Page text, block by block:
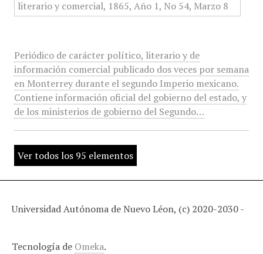
Periódico de carácter político, literario y de
información comercial publicado dos veces por semana
en Monterrey durante el segundo Imperio mexicano.
Contiene información oficial del gobierno del estado, y
de los ministerios de gobierno del Segundo…
Ver todos los 95 elementos
Universidad Autónoma de Nuevo Léon, (c) 2020-2030 -
Tecnología de Omeka.